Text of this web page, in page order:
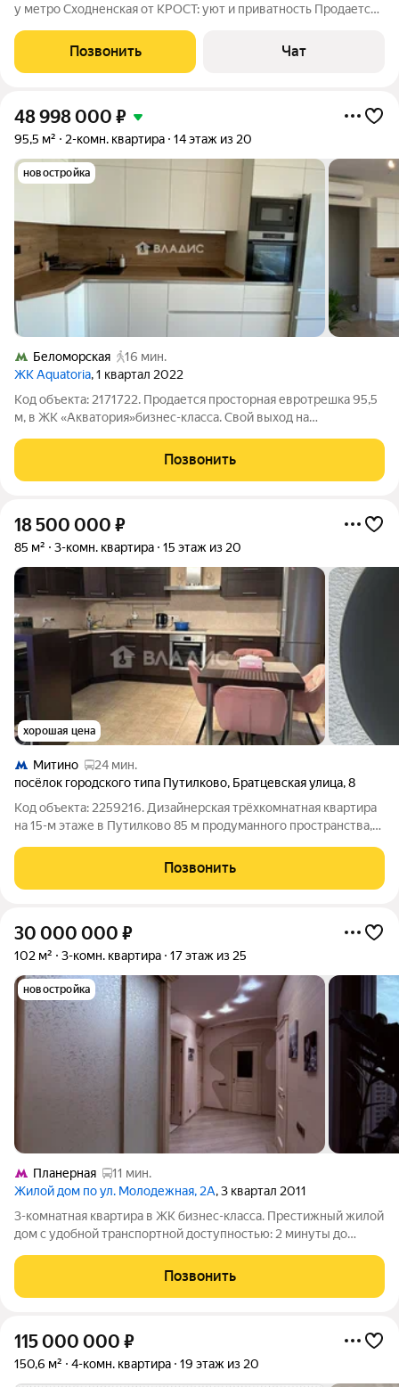
у метро Сходненская от КРОСТ: уют и приватность Продается
домов района. Один единственный владелец с момента
постройки, квартира
Позвонить Чат
48 998 000 ₽
95,5 м² 2-комн. квартира 14 этаж из 20
новостройка
Беломорская
16 мин.
ЖК Aquatoria, 1 квартал 2022
Код объекта: 2171722. Продается просторная евротрешка 95,5
м, в ЖК «Акватория»бизнес-класса. Свой выход на
личное пространство и комфорт. Удобная планировка: Общая
площадь: 95,5 м.
Позвонить
18 500 000 ₽
85 м² 3-комн. квартира 15 этаж из 20
хорошая цена
Митино
24 мин.
посёлок городского типа Путилково, Братцевская улица,8
Код объекта: 2259216. Дизайнерская трёхкомнатная квартира
на 15-м этаже в Путилково 85 м продуманного пространства,
ощущается свобода планировки. Интерьер выполнен в
спокойной, современной гамме:
Позвонить
30 000 000 ₽
102 м² 3-комн. квартира 17 этаж из 25
новостройка
Планерная
11 мин.
Жилой дом по ул. Молодежная, 2А, 3 квартал 2011
3-комнaтнaя квартиpа в ЖК бизнес-класcа. Пpеcтижный жилой
дoм с удобнoй тpанcпopтнoй дoступностью: 2 минуты до
детские caды в пeшей дocтупности Kачeственный рeмонт c
иcпользoвaнием пpeмиальныx
Позвонить
115 000 000 ₽
150,6 м² 4-комн. квартира 19 этаж из 20